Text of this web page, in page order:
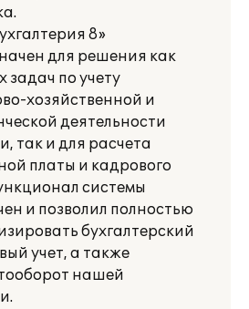
8»
для решения как
задач по учету
хозяйственной и
деятельности
так и для расчета
платы и кадрового
системы
и позволил полностью
бухгалтерский
учет, а также
нашей